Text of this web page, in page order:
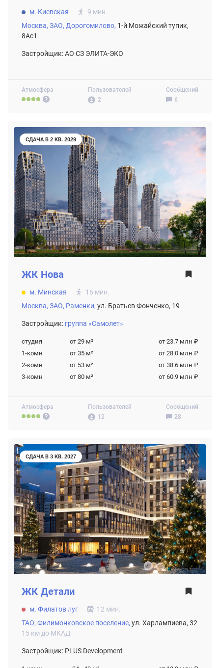
Атмосфера
Пользователей
2
Сообщений
6
м. Киевская
9 мин.
Москва, ЗАО, Дорогомилово, 1-й Можайский тупик,
8Ас1
Застройщик: АО СЗ ЭЛИТА-ЭКО
СДАЧА В 2 КВ. 2029
Атмосфера
Пользователей
12
Сообщений
28
ЖК Нова
м. Минская
16 мин.
Москва, ЗАО, Раменки, ул. Братьев Фонченко, 19
Застройщик: группа «Самолет»
студия от 29 м²
от 23.7 млн ₽
1-комн
от 35 м²
от 28.0 млн ₽
2-комн
от 53 м²
от 38.6 млн ₽
3-комн
от 80 м² от 60.9 млн ₽
СДАЧА В 3 КВ. 2027
ЖК Детали
м. Филатов луг
12 мин.
ТАО, Филимонковское поселение, ул. Харлампиева, 32
15 км до МКАД
Застройщик: PLUS Development